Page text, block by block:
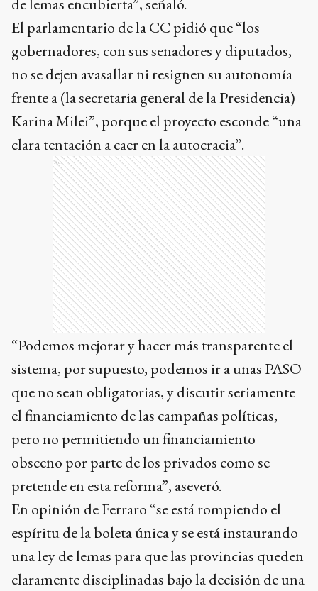
El parlamentario de la CC pidió que “los
gobernadores, con sus senadores y diputados,
no se dejen avasallar ni resignen su autonomía
frente a (la secretaria general de la Presidencia)
Karina Milei”, porque el proyecto esconde “una
clara tentación a caer en la autocracia”.
Ads
“Podemos mejorar y hacer más transparente el
sistema, por supuesto, podemos ir a unas PASO
que no sean obligatorias, y discutir seriamente
el financiamiento de las campañas políticas,
pero no permitiendo un financiamiento
obsceno por parte de los privados como se
pretende en esta reforma”, aseveró.
En opinión de Ferraro “se está rompiendo el
espíritu de la boleta única y se está instaurando
una ley de lemas para que las provincias queden
claramente disciplinadas bajo la decisión de una